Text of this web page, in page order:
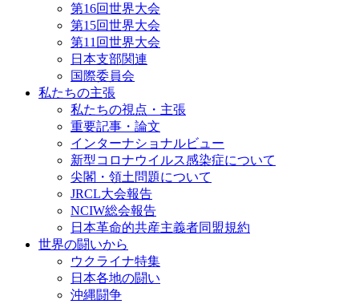
第16回世界大会
第15回世界大会
第11回世界大会
日本支部関連
国際委員会
私たちの主張
私たちの視点・主張
重要記事・論文
インターナショナルビュー
新型コロナウイルス感染症について
尖閣・領土問題について
JRCL大会報告
NCIW総会報告
日本革命的共産主義者同盟規約
世界の闘いから
ウクライナ特集
日本各地の闘い
沖縄闘争